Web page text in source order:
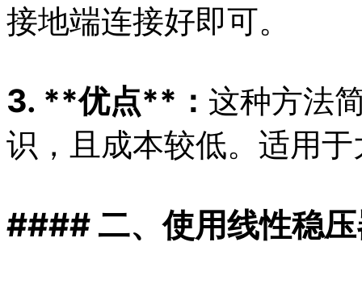
接地端连接好即可。
3. **优点**： 这种方法
识，且成本较低。适用
#### 二、使用线性稳